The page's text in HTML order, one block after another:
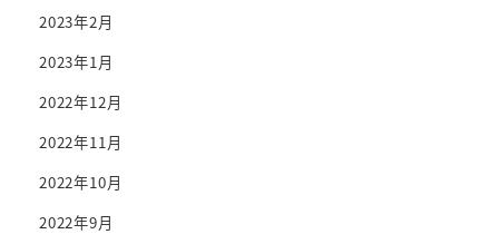
2023年2月
2023年1月
2022年12月
2022年11月
2022年10月
2022年9月